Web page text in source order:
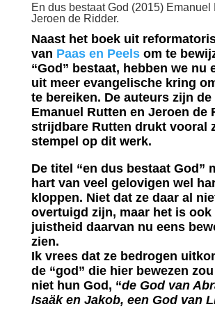
En dus bestaat God (2015) Emanuel
Jeroen de Ridder.
Naast het boek uit
van Paas en Peels om te
“God” bestaat, hebben we nu
uit meer evangelische kring
te bereiken. De auteurs zijn
Emanuel Rutten en Jeroen de
strijdbare Rutten drukt vooral
stempel op dit werk.
De titel “en dus bestaat God”
hart van veel gelovigen wel
kloppen. Niet dat ze daar al
overtuigd zijn, maar het is
juistheid daarvan nu eens
zien.
Ik vrees dat ze bedrogen
de “god” die hier bewezen
niet hun God, “de God van
Isaäk en Jakob, een God van